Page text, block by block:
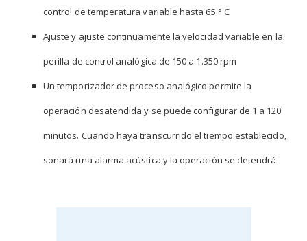
control de temperatura variable hasta 65 ° C
Ajuste y ajuste continuamente la velocidad variable en la
perilla de control analógica de 150 a 1.350 rpm
Un temporizador de proceso analógico permite la
operación desatendida y se puede configurar de 1 a 120
minutos. Cuando haya transcurrido el tiempo establecido,
sonará una alarma acústica y la operación se detendrá